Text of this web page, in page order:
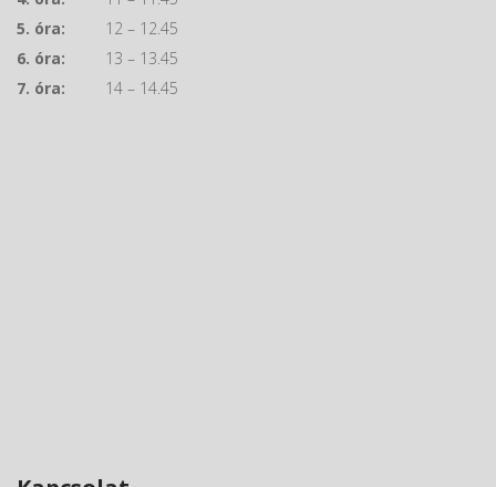
5. óra: 12 – 12.45
6. óra: 13 – 13.45
7. óra: 14 – 14.45